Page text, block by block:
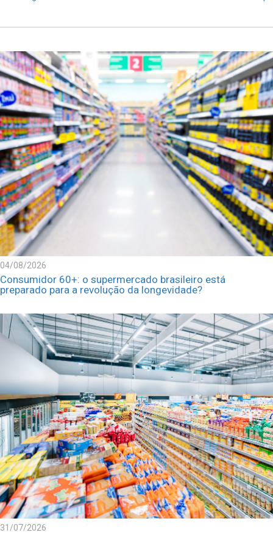
04/08/2026
Consumidor 60+: o supermercado brasileiro está
preparado para a revolução da longevidade?
31/07/2026